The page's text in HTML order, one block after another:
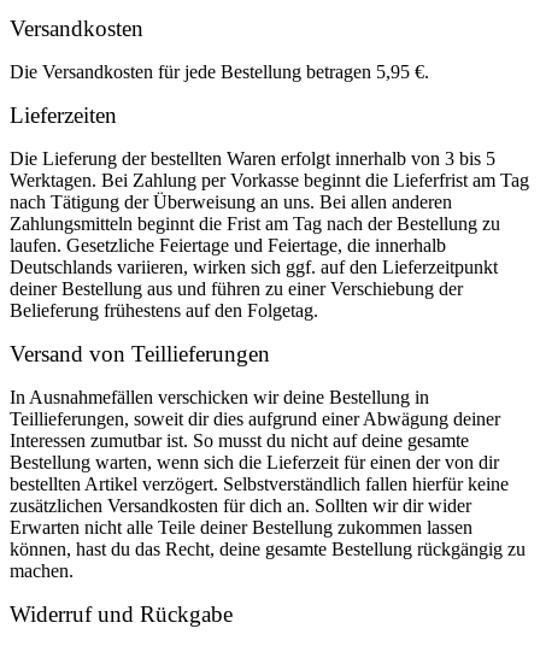
Versandkosten
Die Versandkosten für jede Bestellung betragen 5,95 €.
Lieferzeiten
Die Lieferung der bestellten Waren erfolgt innerhalb von 3 bis 5
Werktagen. Bei Zahlung per Vorkasse beginnt die Lieferfrist am Tag
nach Tätigung der Überweisung an uns. Bei allen anderen
Zahlungsmitteln beginnt die Frist am Tag nach der Bestellung zu
laufen. Gesetzliche Feiertage und Feiertage, die innerhalb
Deutschlands variieren, wirken sich ggf. auf den Lieferzeitpunkt
deiner Bestellung aus und führen zu einer Verschiebung der
Belieferung frühestens auf den Folgetag.
Versand von Teillieferungen
In Ausnahmefällen verschicken wir deine Bestellung in
Teillieferungen, soweit dir dies aufgrund einer Abwägung deiner
Interessen zumutbar ist. So musst du nicht auf deine gesamte
Bestellung warten, wenn sich die Lieferzeit für einen der von dir
bestellten Artikel verzögert. Selbstverständlich fallen hierfür keine
zusätzlichen Versandkosten für dich an. Sollten wir dir wider
Erwarten nicht alle Teile deiner Bestellung zukommen lassen
können, hast du das Recht, deine gesamte Bestellung rückgängig zu
machen.
Widerruf und Rückgabe